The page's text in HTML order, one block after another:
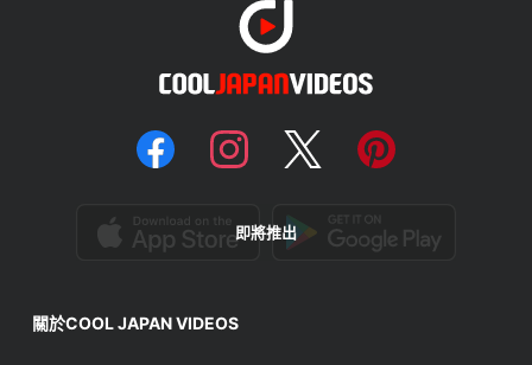
即將推出
關於COOL JAPAN VIDEOS